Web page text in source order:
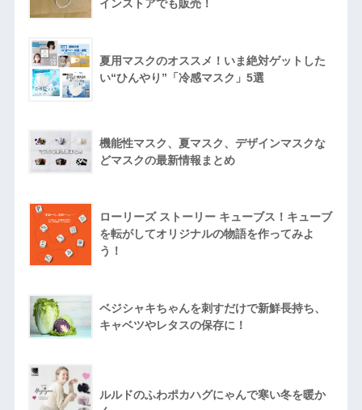
インストアでも販売！
夏用マスクのオススメ！いま絶対ゲットした
い“ひんやり”「冷感マスク」5選
機能性マスク、夏マスク、デザインマスクな
どマスクの最新情報まとめ
ローリーズ ストーリー キューブス！キューブ
を転がしてオリジナルの物語を作ってみよ
う！
ベジシャキちゃんを刺すだけで新鮮長持ち、
キャベツやレタスの保存に！
ルルドのふわポカハグにゃんで寒い冬を暖か